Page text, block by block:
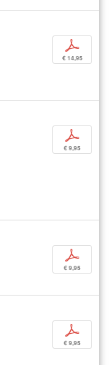
p
€ 14,95
p
€ 9,95
p
€ 9,95
p
€ 9,95